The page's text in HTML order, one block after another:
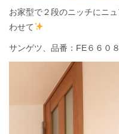
お家型で２段のニッチにニ
わせて
サンゲツ、品番：FE６６０８